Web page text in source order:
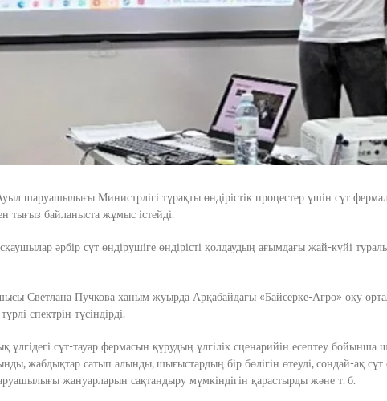
шаруашылығы Министрлігі тұрақты өндірістік процестер үшін сүт
тығыз байланыста жұмыс істейді.
әрбір сүт өндірушіге өндірісті қолдаудың ағымдағы жай-күйі
Светлана Пучкова ханым жуырда Арқабайдағы «Байсерке-Агро» оқу
спектрін түсіндірді.
үлгідегі сүт-тауар фермасын құрудың үлгілік сценарийін есептеу
жабдықтар сатып алынды, шығыстардың бір бөлігін өтеуді, сондай-ақ сүт
жануарларын сақтандыру мүмкіндігін қарастырды және т. б.